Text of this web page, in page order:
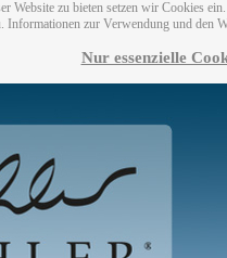
Website zu bieten setzen wir Cookies
Informationen zur Verwendung und den
Nur essenzielle